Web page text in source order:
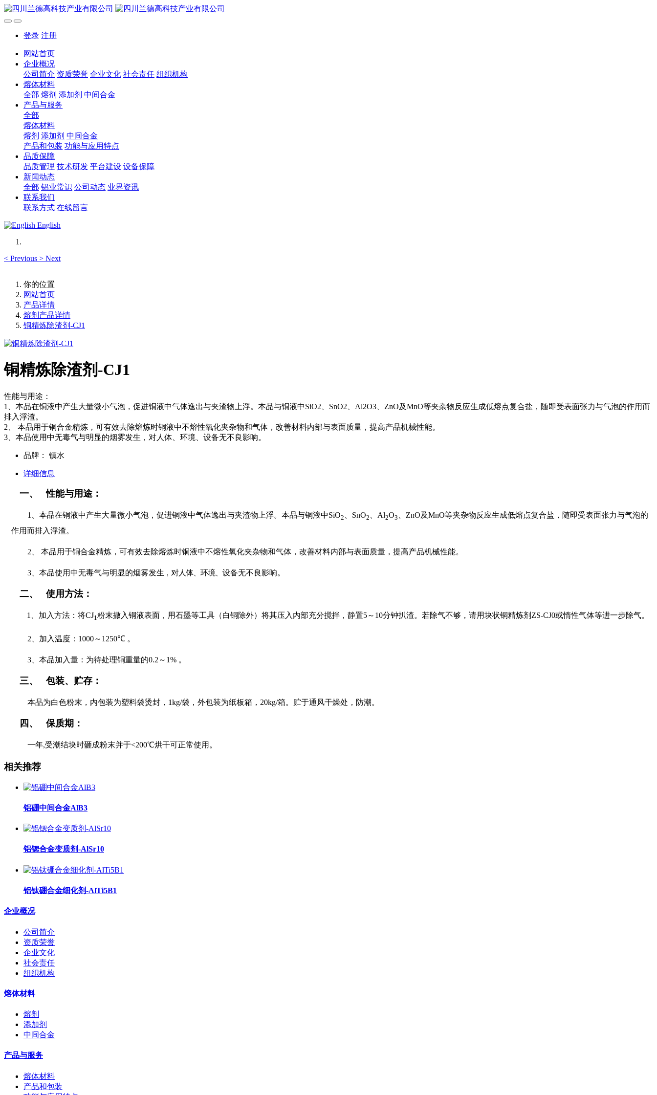
登录 注册
网站首页
企业概况
公司简介 资质荣誉 企业文化 社会责任 组织机构
熔体材料
全部 熔剂 添加剂 中间合金
产品与服务
全部
熔体材料
熔剂 添加剂 中间合金
产品和包装 功能与应用特点
品质保障
品质管理 技术研发 平台建设 设备保障
新闻动态
全部 铝业常识 公司动态 业界资讯
联系我们
联系方式 在线留言
English
< Previous > Next
你的位置
网站首页
产品详情
熔剂产品详情
铜精炼除渣剂-CJ1
铜精炼除渣剂-CJ1
性能与用途：
1、本品在铜液中产生大量微小气泡，促进铜液中气体逸出与夹渣物上浮。本品与铜液中SiO2、SnO2、Al2O3、ZnO及MnO等夹杂物反应生成低熔点复合盐，随即受表面张力与气泡的作用而
排入浮渣。
2、 本品用于铜合金精炼，可有效去除熔炼时铜液中不熔性氧化夹杂物和气体，改善材料内部与表面质量，提高产品机械性能。
3、本品使用中无毒气与明显的烟雾发生，对人体、环境、设备无不良影响。
品牌： 镇水
详细信息
一、 性能与用途：
1 、本品在铜液中产生大量微小气泡，促进铜液中气体逸出与夹渣物上浮。本品与铜液中SiO2 SnO2 Al2O3 ZnO及MnO等夹杂物反应生成低熔点复合盐，随即受表面张力与气泡的
作用而排入浮渣。
2 本品用于铜合金精炼，可有效去除熔炼时铜液中不熔性氧化夹杂物和气体，改善材料内部与表面质量，提高产品机械性能。
3 、本品使用中无毒气与明显的烟雾发生，对人体、环境、 设备无不良影响。
二、 使用方法：
1 、加入方法：将CJ1粉末撒入铜液表面，用石墨等工具（白铜除外）将其压入内部充分搅拌，静置5～ 10分钟扒渣。若除气不够，请用块状铜精炼剂 ZS-CJ0或惰性气体等进一步除气。
2 、加入温度： 1000～ 1250℃ 。
3 本品加入量：为待处理铜重量的0.2 ～ 1% 。
三、 包装、贮存：
本品为白色粉末，内包装为塑料袋烫封， 1kg/袋，外包装为纸板箱， 20kg/箱。贮于通风干燥处，防潮。
四、 保质期：
一年,受潮结块时砸成粉末并于<200℃烘干可正常使用。
相关推荐
铝硼中间合金AlB3
铝锶合金变质剂-AlSr10
铝钛硼合金细化剂-AlTi5B1
企业概况
公司简介
资质荣誉
企业文化
社会责任
组织机构
熔体材料
熔剂
添加剂
中间合金
产品与服务
熔体材料
产品和包装